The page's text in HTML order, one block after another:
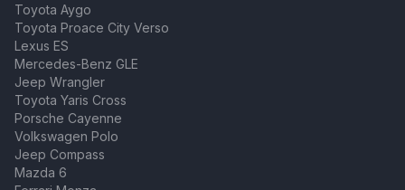
Toyota Aygo
Toyota Proace City Verso
Lexus ES
Mercedes-Benz GLE
Jeep Wrangler
Toyota Yaris Cross
Porsche Cayenne
Volkswagen Polo
Jeep Compass
Mazda 6